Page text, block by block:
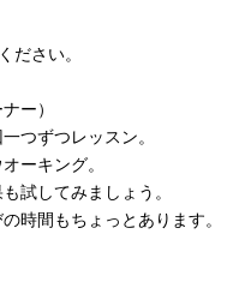
ださい。
ー）
つずつレッスン。
キング。
してみましょう。
もちょっとあります。